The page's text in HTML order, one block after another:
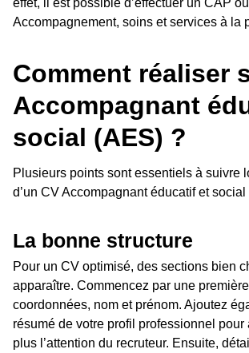
effet, il est possible d’effectuer un CAP
Accompagnement, soins et services à la
Comment réaliser
Accompagnant
social (AES) ?
Plusieurs points sont essentiels à suivre
d’un CV Accompagnant éducatif et social
La bonne structure
Pour un CV optimisé, des sections bien
apparaître. Commencez par une
coordonnées, nom et prénom. Ajoutez
résumé de votre profil professionnel pour
plus l’attention du recruteur. Ensuite,